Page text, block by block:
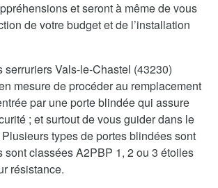
et seront à même de vous
de votre budget et de l’installation
serruriers Vals-le-Chastel (43230)
mesure de procéder au remplacement
par une porte blindée qui assure
; et surtout de vous guider dans le
types de portes blindées sont
classées A2PBP 1, 2 ou 3 étoiles
résistance.